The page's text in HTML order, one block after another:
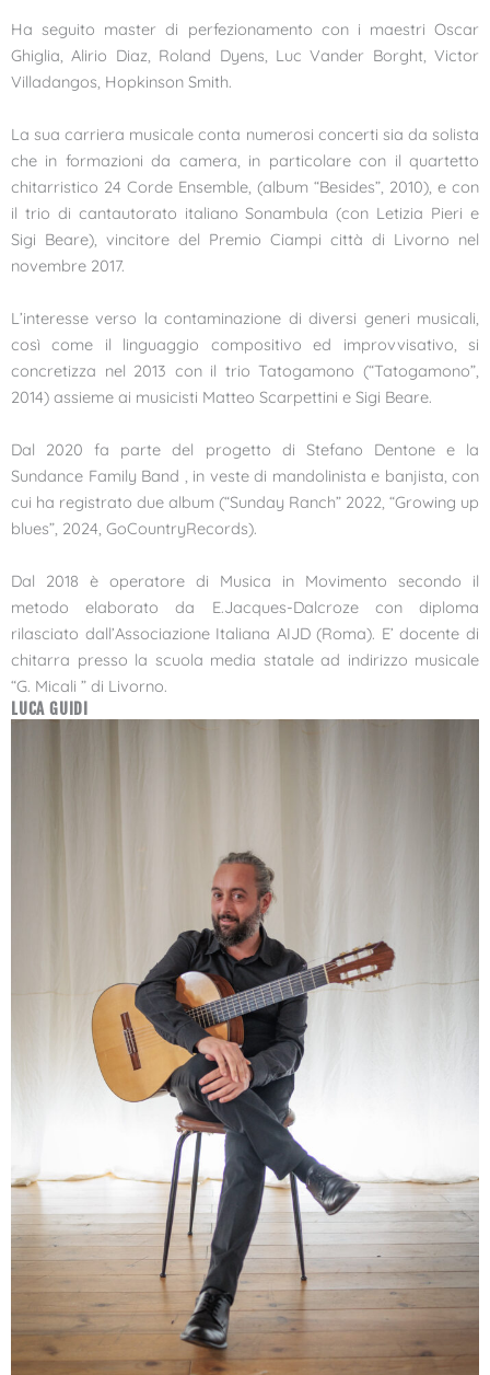
Ha seguito master di perfezionamento con i maestri Oscar
Ghiglia, Alirio Diaz, Roland Dyens, Luc Vander Borght, Victor
Villadangos, Hopkinson Smith.
La sua carriera musicale conta numerosi concerti sia da solista
che in formazioni da camera, in particolare con il quartetto
chitarristico 24 Corde Ensemble, (album “Besides”, 2010), e con
il trio di cantautorato italiano Sonambula (con Letizia Pieri e
Sigi Beare), vincitore del Premio Ciampi città di Livorno nel
novembre 2017.
L’interesse verso la contaminazione di diversi generi musicali,
così come il linguaggio compositivo ed improvvisativo, si
concretizza nel 2013 con il trio Tatogamono (“Tatogamono”,
2014) assieme ai musicisti Matteo Scarpettini e Sigi Beare.
Dal 2020 fa parte del progetto di Stefano Dentone e la
Sundance Family Band , in veste di mandolinista e banjista, con
cui ha registrato due album (“Sunday Ranch” 2022, “Growing up
blues”, 2024, GoCountryRecords).
Dal 2018 è operatore di Musica in Movimento secondo il
metodo elaborato da E.Jacques-Dalcroze con diploma
rilasciato dall’Associazione Italiana AIJD (Roma). E’ docente di
chitarra presso la scuola media statale ad indirizzo musicale
“G. Micali ” di Livorno.
LUCA GUIDI